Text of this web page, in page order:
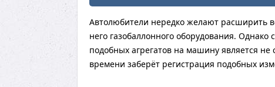
Автолюбители нередко желают расширить
него газобаллонного оборудования. Однако
подобных агрегатов на машину является
времени заберёт регистрация подобных